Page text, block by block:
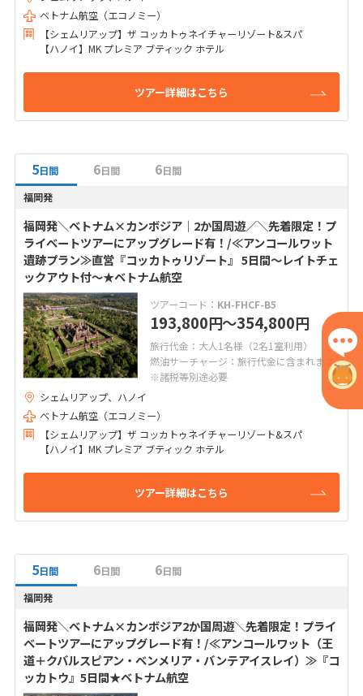
ベトナム航空（エコノミー）
【シェムリアップ】ザ コッカトゥネイチャーリゾート&スパ
【ハノイ】MK プレミア ブティック ホテル
ツアー詳細はこちら
5日間 6日間 6日間
福岡発
福岡発＼ベトナム×カンボジア│2か国周遊／＼先着限定！プ
ライベートツアーにアップグレード有！/≪アンコールワット
遺跡プラン≫直営『コッカトゥリゾート』 5日間～レイトチェ
ックアウト付～★ベトナム航空
ツアーコード： KH-FHCF-B5
193,800円〜354,800円
旅行代金：大人1名様（2名1室利用）
燃油サーチャージ：旅行代金に含まれます
※諸税等別途必要
シェムリアップ、ハノイ
ベトナム航空（エコノミー）
【シェムリアップ】ザ コッカトゥネイチャーリゾート&スパ
【ハノイ】MK プレミア ブティック ホテル
ツアー詳細はこちら
5日間 6日間 6日間
福岡発
福岡発＼ベトナム×カンボジア2か国周遊＼先着限定！プライ
ベートツアーにアップグレード有！/≪アンコールワット（王
道＋クバルスピアン・ベンメリア・バンテアイスレイ）≫『コ
ッカトウ』5日間★ベトナム航空